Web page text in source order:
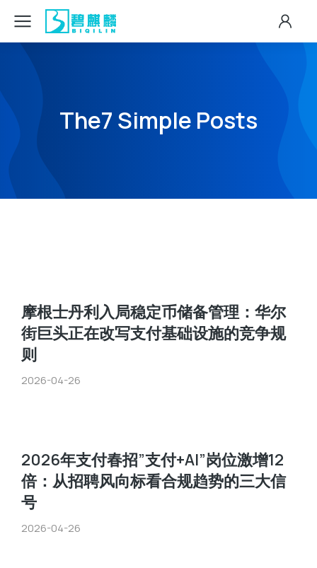
The7 Simple Posts
摩根士丹利入局稳定币储备管理：华尔
街巨头正在改写支付基础设施的竞争规
则
2026-04-26
2026年支付春招”支付+AI”岗位激增12
倍：从招聘风向标看合规趋势的三大信
号
2026-04-26